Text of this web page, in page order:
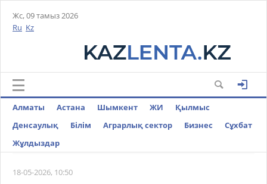
Жс, 09 тамыз 2026
Ru Kz
Алматы Астана Шымкент ЖИ
Қылмыс
Денсаулық
Білім Аграрлық сектор Бизнес
Cұхбат
Жұлдыздар
18-05-2026, 10:50